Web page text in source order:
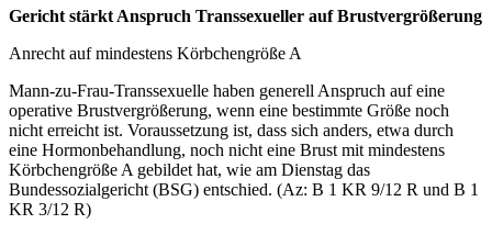
Gericht stärkt Anspruch Transsexueller auf Brustvergrößerung
Anrecht auf mindestens Körbchengröße A
Mann-zu-Frau-Transsexuelle haben generell Anspruch auf eine
operative Brustvergrößerung, wenn eine bestimmte Größe noch
nicht erreicht ist. Voraussetzung ist, dass sich anders, etwa durch
eine Hormonbehandlung, noch nicht eine Brust mit mindestens
Körbchengröße A gebildet hat, wie am Dienstag das
Bundessozialgericht (BSG) entschied. (Az: B 1 KR 9/12 R und B 1
KR 3/12 R)